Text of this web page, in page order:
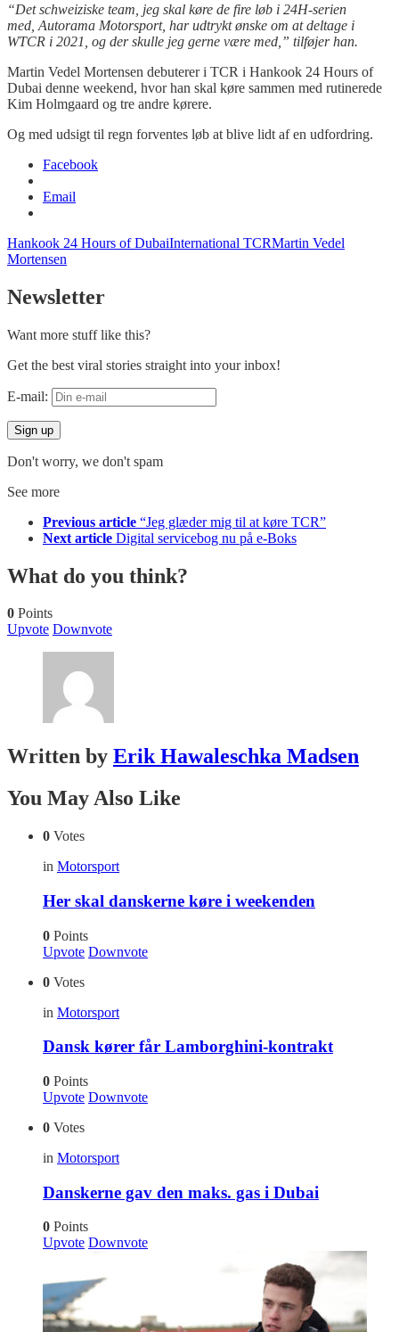
“Det schweiziske team, jeg skal køre de fire løb i 24H-serien
med, Autorama Motorsport, har udtrykt ønske om at deltage i
WTCR i 2021, og der skulle jeg gerne være med,” tilføjer han.
Martin Vedel Mortensen debuterer i TCR i Hankook 24 Hours of
Dubai denne weekend, hvor han skal køre sammen med rutinerede
Kim Holmgaard og tre andre kørere.
Og med udsigt til regn forventes løb at blive lidt af en udfordring.
Facebook
Email
Hankook 24 Hours of DubaiInternational TCRMartin Vedel
Mortensen
Newsletter
Want more stuff like this?
Get the best viral stories straight into your inbox!
E-mail:
Don't worry, we don't spam
See more
Previous article “Jeg glæder mig til at køre TCR”
Next article Digital servicebog nu på e-Boks
What do you think?
0 Points
Upvote Downvote
Written by Erik Hawaleschka Madsen
You May Also Like
0 Votes
in Motorsport
Her skal danskerne køre i weekenden
0 Points
Upvote Downvote
0 Votes
in Motorsport
Dansk kører får Lamborghini-kontrakt
0 Points
Upvote Downvote
0 Votes
in Motorsport
Danskerne gav den maks. gas i Dubai
0 Points
Upvote Downvote